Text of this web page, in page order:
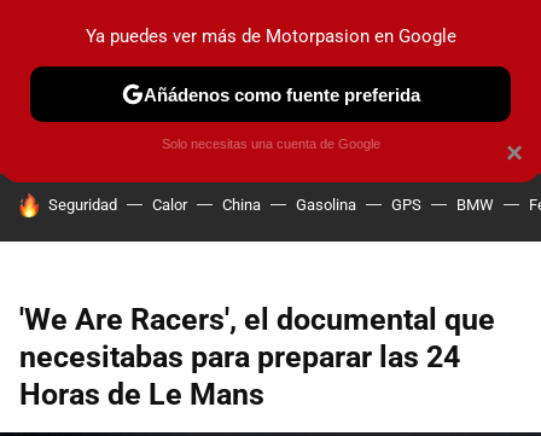
PRUEBAS COCHES ELÉCTRICOS OBSERVATORIO
HOY SE HABLA DE
Seguridad Calor China Gasolina GPS BMW
'We Are Racers', el documental que
necesitabas para preparar las 24
Horas de Le Mans
×
Ya puedes ver más de Motorpasion en Google
Añádenos como fuente preferida
Solo necesitas una cuenta de Google